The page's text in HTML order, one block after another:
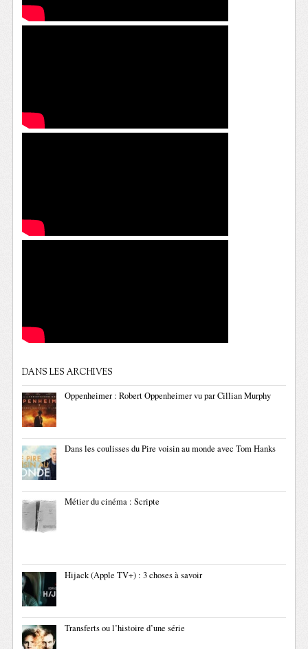
DANS LES ARCHIVES
Oppenheimer : Robert Oppenheimer vu par Cillian Murphy
Dans les coulisses du Pire voisin au monde avec Tom Hanks
Métier du cinéma : Scripte
Hijack (Apple TV+) : 3 choses à savoir
Transferts ou l’histoire d’une série